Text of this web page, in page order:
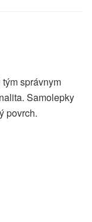
správnym
Samolepky
povrch.